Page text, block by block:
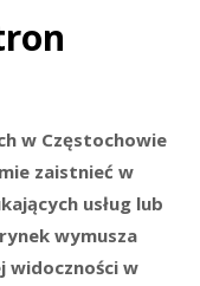
w Częstochowie
zaistnieć w
usług lub
wymusza
widoczności w